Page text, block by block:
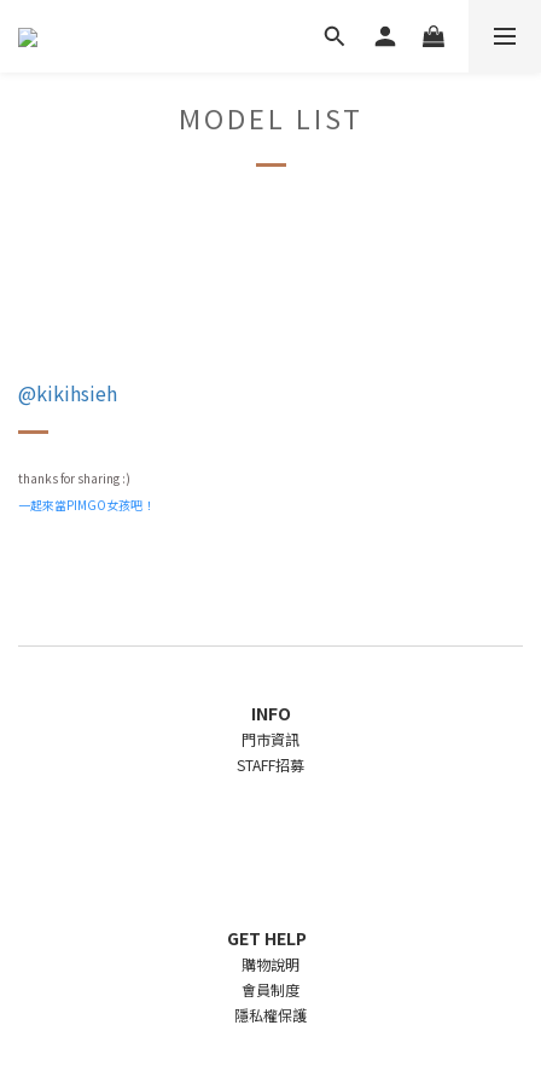
MODEL LIST
@kikihsieh
thanks for sharing :)
一起來當PIMGO女孩吧！
INFO
門市資訊
STAFF招募
GET HELP
購物說明
會員制度
隱私權保護